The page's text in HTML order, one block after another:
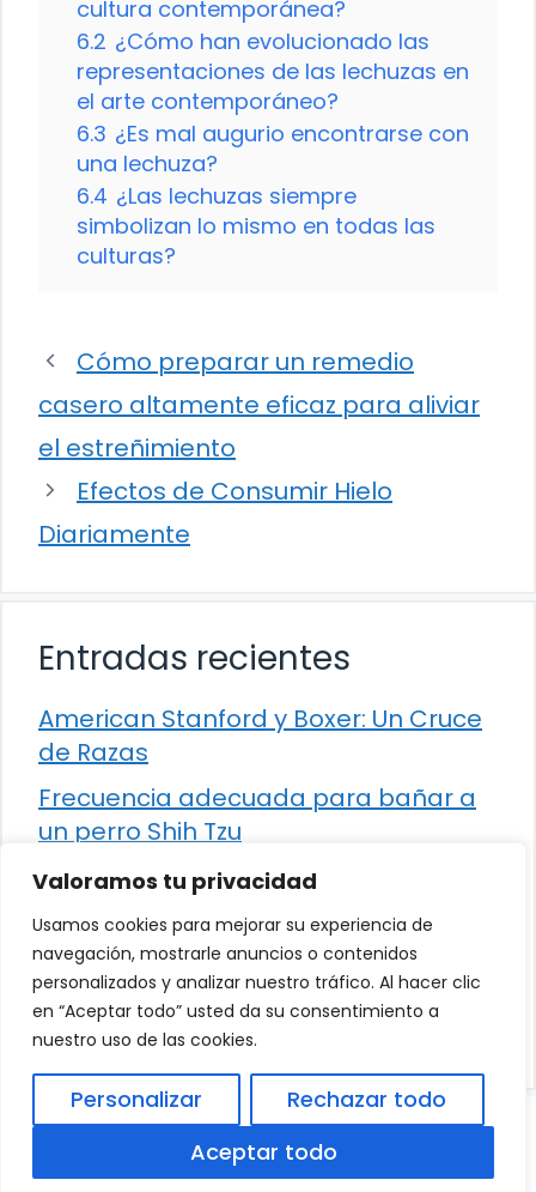
Valoramos tu privacidad
Usamos cookies para mejorar su experiencia de
navegación, mostrarle anuncios o contenidos
personalizados y analizar nuestro tráfico. Al hacer clic
en “Aceptar todo” usted da su consentimiento a
nuestro uso de las cookies.
Personalizar
Rechazar todo
Aceptar todo
cultura contemporánea?
6.2 ¿Cómo han evolucionado las
representaciones de las lechuzas en
el arte contemporáneo?
6.3 ¿Es mal augurio encontrarse con
una lechuza?
6.4 ¿Las lechuzas siempre
simbolizan lo mismo en todas las
culturas?
Cómo preparar un remedio
casero altamente eficaz para aliviar
el estreñimiento
Efectos de Consumir Hielo
Diariamente
Entradas recientes
American Stanford y Boxer: Un Cruce
de Razas
Frecuencia adecuada para bañar a
un perro Shih Tzu
Comparación entre Apache Storm y
Spark Streaming
Cómo detener la diarrea en un gato
¿Los frutos rojos son seguros para
que los perros los consuman?
Política de Privacidad Aviso Legal|
Política de Cookies